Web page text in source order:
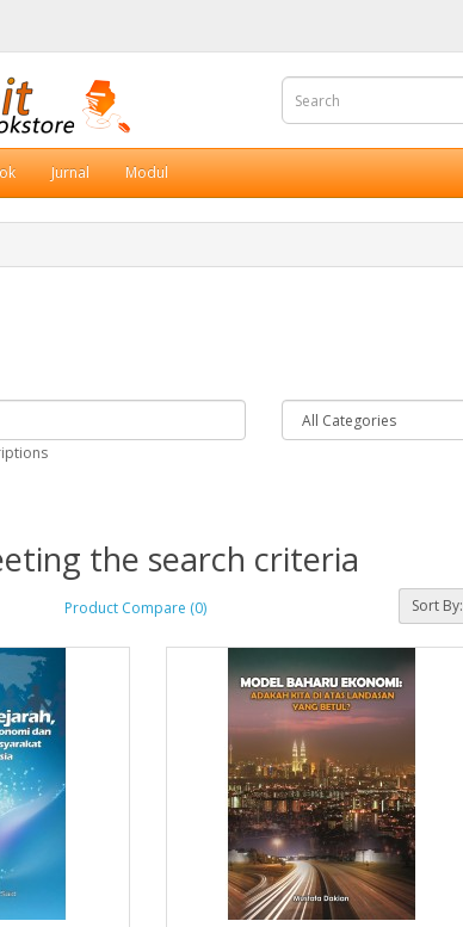
Jurnal Modul
the search criteria
Product Compare (0) Sort By: